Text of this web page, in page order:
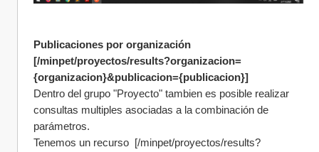
Publicaciones por organización
[/minpet/proyectos/results?organizacion=
{organizacion}&publicacion={publicacion}]
Dentro del grupo "Proyecto" tambien es posible realizar
consultas multiples asociadas a la combinación de
parámetros.
Tenemos un recurso  [/minpet/proyectos/results?